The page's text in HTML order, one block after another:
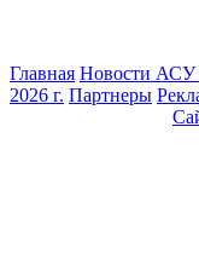
Главная Новости
2026 г. Партнеры